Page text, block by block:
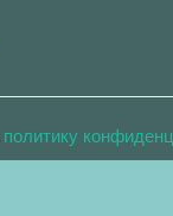
политику